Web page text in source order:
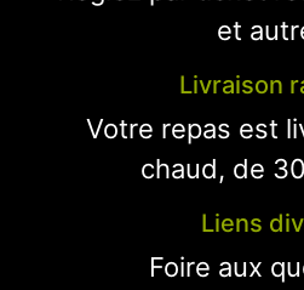
et
Livraison
Votre repas est
chaud, de
Liens
Foire aux